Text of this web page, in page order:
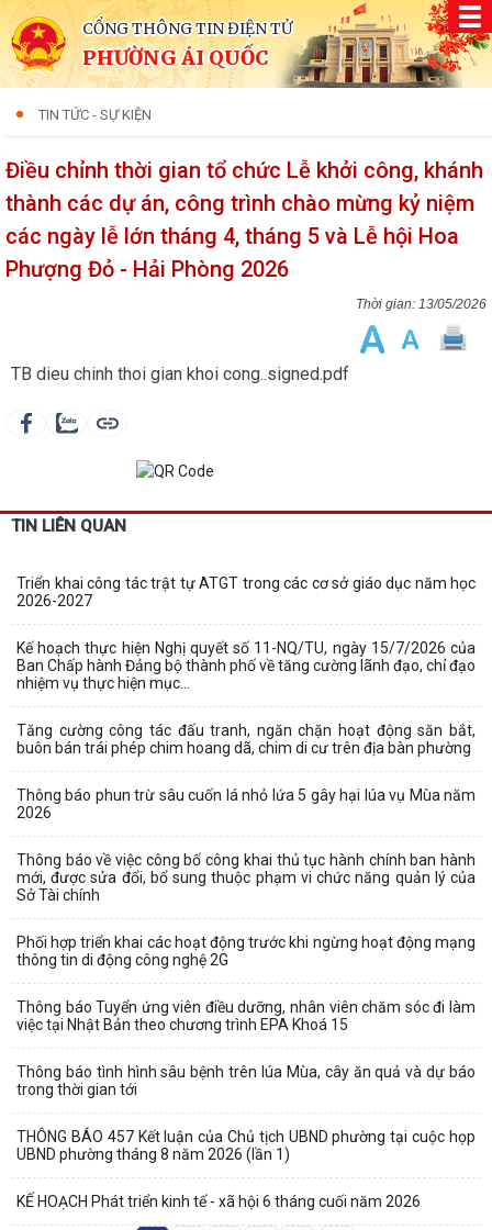
CỔNG THÔNG TIN ĐIỆN TỬ
PHƯỜNG ÁI QUỐC
TIN TỨC - SỰ KIỆN
Điều chỉnh thời gian tổ chức Lễ khởi công, khánh
thành các dự án, công trình chào mừng kỷ niệm
các ngày lễ lớn tháng 4, tháng 5 và Lễ hội Hoa
Phượng Đỏ - Hải Phòng 2026
13/05/2026
TB dieu chinh thoi gian khoi cong..signed.pdf
TIN LIÊN QUAN
Triển khai công tác trật tự ATGT trong các cơ sở giáo dục năm học
2026-2027
Kế hoạch thực hiện Nghị quyết số 11-NQ/TU, ngày 15/7/2026 của
Ban Chấp hành Đảng bộ thành phố về tăng cường lãnh đạo, chỉ đạo
nhiệm vụ thực hiện mục...
Tăng cường công tác đấu tranh, ngăn chặn hoạt động săn bắt,
buôn bán trái phép chim hoang dã, chim di cư trên địa bàn phường
Thông báo phun trừ sâu cuốn lá nhỏ lứa 5 gây hại lúa vụ Mùa năm
2026
Thông báo về việc công bố công khai thủ tục hành chính ban hành
mới, được sửa đổi, bổ sung thuộc phạm vi chức năng quản lý của
Sở Tài chính
Phối hợp triển khai các hoạt động trước khi ngừng hoạt động mạng
thông tin di động công nghệ 2G
Thông báo Tuyển ứng viên điều dưỡng, nhân viên chăm sóc đi làm
việc tại Nhật Bản theo chương trình EPA Khoá 15
Thông báo tình hình sâu bệnh trên lúa Mùa, cây ăn quả và dự báo
trong thời gian tới
THÔNG BÁO 457 Kết luận của Chủ tịch UBND phường tại cuộc họp
UBND phường tháng 8 năm 2026 (lần 1)
KẾ HOẠCH Phát triển kinh tế - xã hội 6 tháng cuối năm 2026